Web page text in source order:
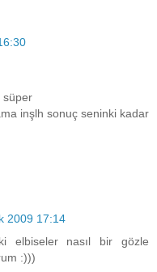
süper
inşlh sonuç seninki kadar
2009 17:14
elbiseler nasıl bir gözle
:)))